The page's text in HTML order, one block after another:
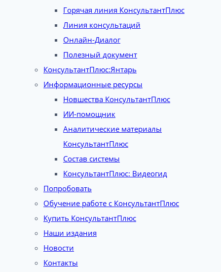
Горячая линия КонсультантПлюс
Линия консультаций
Онлайн-Диалог
Полезный документ
КонсультантПлюс:Янтарь
Информационные ресурсы
Новшества КонсультантПлюс
ИИ-помощник
Аналитические материалы
КонсультантПлюс
Состав системы
КонсультантПлюс: Видеогид
Попробовать
Обучение работе с КонсультантПлюс
Купить КонсультантПлюс
Наши издания
Новости
Контакты